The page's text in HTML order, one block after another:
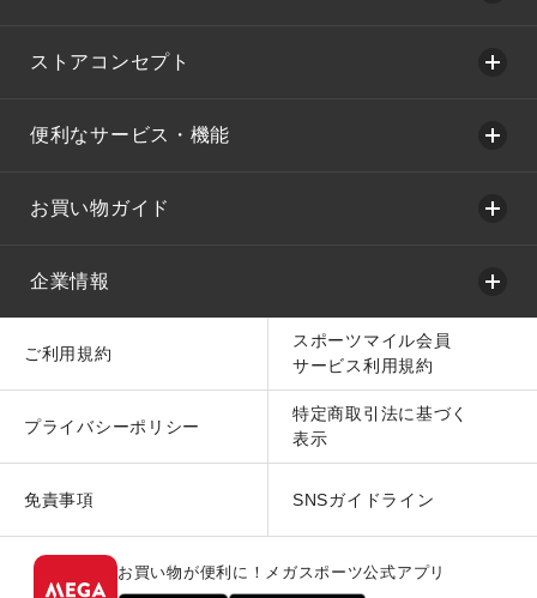
ストアコンセプト
便利なサービス・機能
お買い物ガイド
企業情報
ご利用規約
スポーツマイル会員
サービス利用規約
プライバシーポリシー
特定商取引法に基づく
表示
免責事項 SNSガイドライン
お買い物が便利に！メガスポーツ公式アプリ